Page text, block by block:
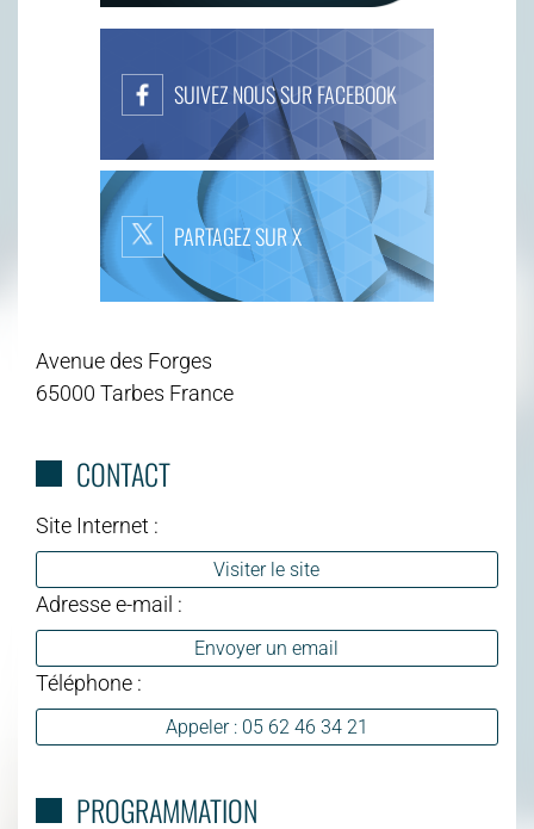
SUIVEZ NOUS SUR FACEBOOK
PARTAGEZ SUR X
Avenue des Forges
65000 Tarbes France
CONTACT
Site Internet :
Visiter le site
Adresse e-mail :
Envoyer un email
Téléphone :
Appeler : 05 62 46 34 21
PROGRAMMATION